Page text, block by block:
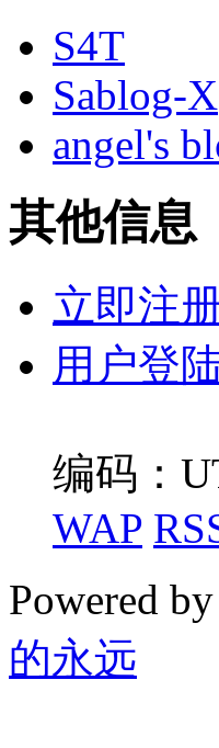
S4T
Sablog-X
angel's
其他信息
立即注
用户登
编码：
WAP
Powered by
的永远